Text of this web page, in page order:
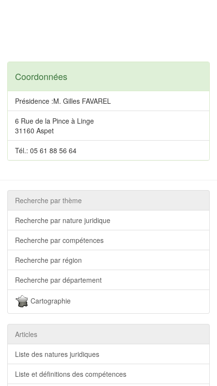
Coordonnées
Présidence :M. Gilles FAVAREL
6 Rue de la Pince à Linge
31160 Aspet
Tél.: 05 61 88 56 64
Recherche par thème
Recherche par nature juridique
Recherche par compétences
Recherche par région
Recherche par département
Cartographie
Articles
Liste des natures juridiques
Liste et définitions des compétences